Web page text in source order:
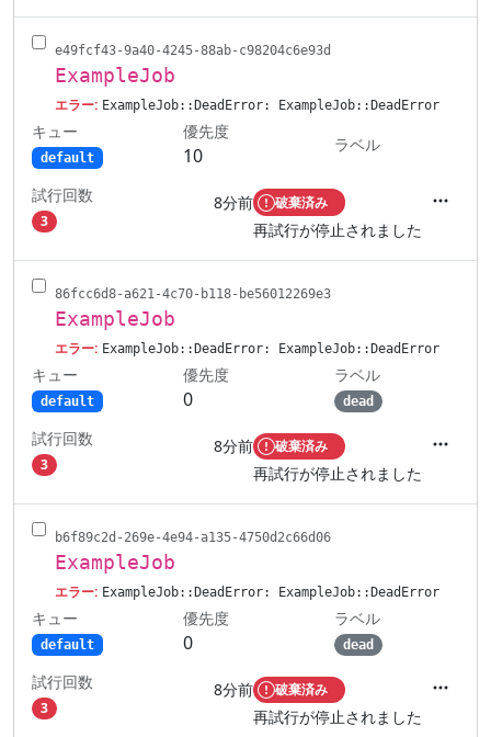
e49fcf43-9a40-4245-88ab-c98204c6e93d
ExampleJob
エラー: ExampleJob::DeadError: ExampleJob::DeadError
キュー
default
優先度
10 ラベル
試行回数
3
8分前 破棄済み
再試行が停止されました
86fcc6d8-a621-4c70-b118-be56012269e3
ExampleJob
エラー: ExampleJob::DeadError: ExampleJob::DeadError
キュー
default
優先度
0
ラベル
dead
試行回数
3
8分前 破棄済み
再試行が停止されました
b6f89c2d-269e-4e94-a135-4750d2c66d06
ExampleJob
エラー: ExampleJob::DeadError: ExampleJob::DeadError
キュー
default
優先度
0
ラベル
dead
試行回数
3
8分前 破棄済み
再試行が停止されました